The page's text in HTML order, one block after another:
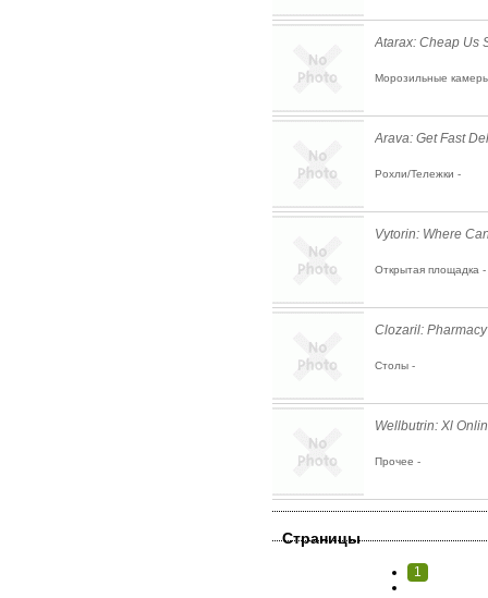
Atarax: Cheap Us
Морозильные
Arava: Get Fast
Рохли/Тележки -
Vytorin: Where
Открытая площадка -
Clozaril:
Столы -
Wellbutrin: Xl
Прочее -
Страницы
1